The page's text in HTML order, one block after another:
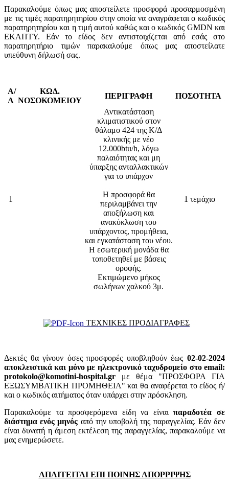
Παρακαλούμε όπως μας αποστείλετε προσφορά προσαρμοσμένη
με τις τιμές παρατηρητηρίου στην οποία να αναγράφεται ο κωδικός
παρατηρητηρίου και η τιμή αυτού καθώς και ο κωδικός GMDN και
ΕΚΑΠΤΥ. Εάν το είδος δεν αντιστοιχίζεται από εσάς στο
παρατηρητήριο τιμών παρακαλούμε όπως μας αποστείλατε
υπεύθυνη δήλωσή σας.
Α/
Α
ΚΩΔ.
ΝΟΣΟΚΟΜΕΙΟΥ
ΠΕΡΙΓΡΑΦΗ ΠΟΣΟΤΗΤΑ
1
Αντικατάσταση
κλιματιστικού στον
θάλαμο 424 της Κ/Δ
κλινικής με νέο
12.000btu/h, λόγω
παλαιότητας και μη
ύπαρξης ανταλλακτικών
για το υπάρχον
Η προσφορά θα
περιλαμβάνει την
αποξήλωση και
ανακύκλωση του
υπάρχοντος, προμήθεια,
και εγκατάσταση του νέου.
Η εσωτερική μονάδα θα
τοποθετηθεί με βάσεις
οροφής.
Εκτιμώμενο μήκος
σωλήνων χαλκού 3μ.
1 τεμάχιο
ΤΕΧΝΙΚΕΣ ΠΡΟΔΙΑΓΡΑΦΕΣ
Δεκτές θα γίνουν όσες προσφορές υποβληθούν έως 02-02-2024
αποκλειστικά και μόνο με ηλεκτρονικό ταχυδρομείο στο email:
protokolo@komotini-hospital.gr με θέμα "ΠΡΟΣΦΟΡΑ ΓΙΑ
ΕΞΩΣΥΜΒΑΤΙΚΗ ΠΡΟΜΗΘΕΙΑ" και θα αναφέρεται το είδος ή/
και ο κωδικός αιτήματος όταν υπάρχει στην πρόσκληση.
Παρακαλούμε τα προσφερόμενα είδη να είναιπαραδοτέα σε
διάστημα ενός μηνός από την υποβολή της παραγγελίας. Εάν δεν
είναι δυνατή η άμεση εκτέλεση της παραγγελίας, παρακαλούμε να
μας ενημερώσετε.
ΑΠΑΙΤΕΙΤΑΙ ΕΠΙ ΠΟΙΝΗΣ ΑΠΟΡΡΙΨΗΣ